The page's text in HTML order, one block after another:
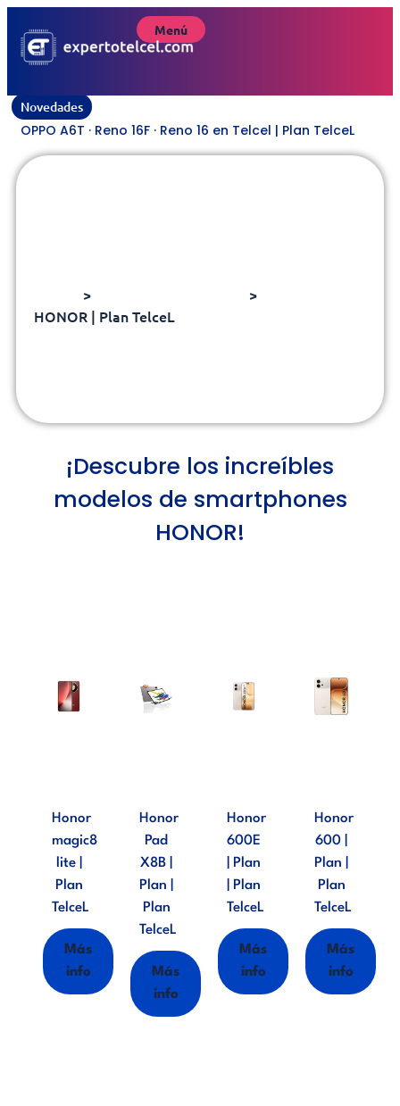
Menú
Novedades
OPPO A6T · Reno 16F · Reno 16 en Telcel | Plan TelceL
>
>
HONOR | Plan TelceL
¡Descubre los increíbles
modelos de smartphones
HONOR!
Honor
magic8
lite |
Plan
TelceL
Más
info
Honor
Pad
X8B |
Plan |
Plan
TelceL
Más
info
Honor
600E
| Plan
| Plan
TelceL
Más
info
Honor
600 |
Plan |
Plan
TelceL
Más
info